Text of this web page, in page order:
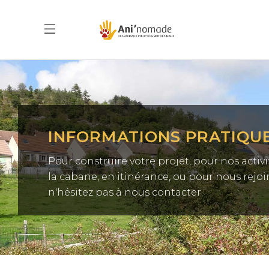
INFORMATIONS
Pour construire votre projet, pour nos
la cabane, en itinérance, ou pour nous
n'hésitez pas à nous contacter.